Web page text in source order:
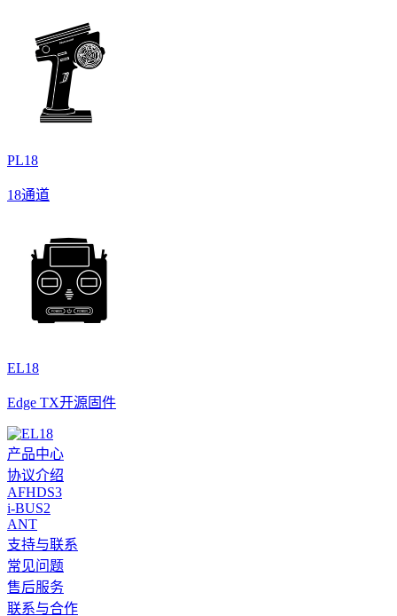
PL18
18通道
EL18
Edge TX开源固件
产品中心
协议介绍
AFHDS3
i-BUS2
ANT
支持与联系
常见问题
售后服务
联系与合作